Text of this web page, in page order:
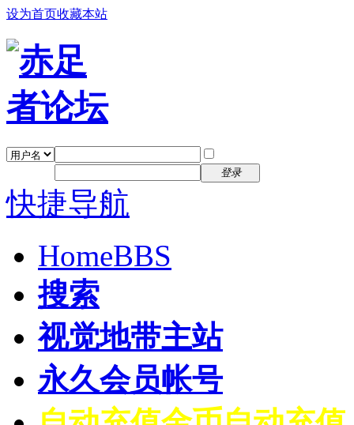
设为首页收藏本站
登录
快捷导航
HomeBBS
搜索
视觉地带主站
永久会员帐号